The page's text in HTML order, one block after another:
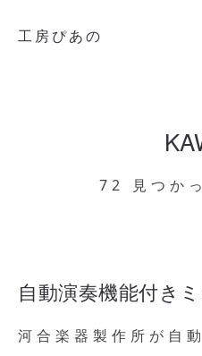
工房ぴあの
72 見つか
自動演奏機能付き
河合楽器製作所が自